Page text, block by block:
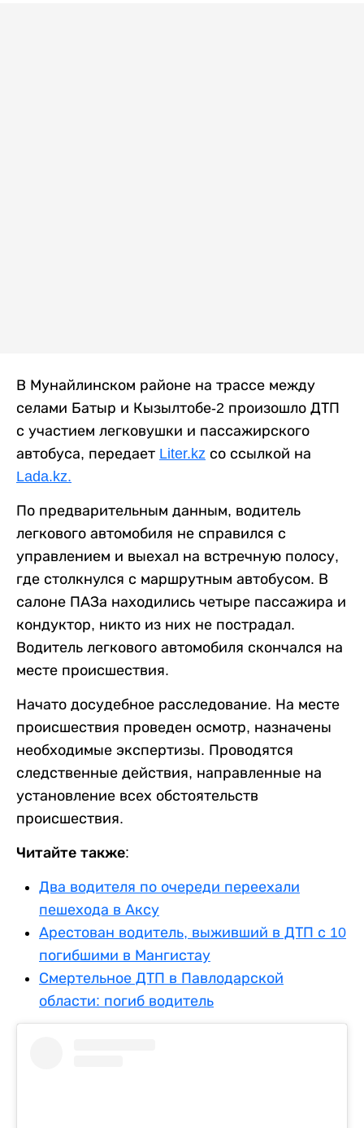
В Мунайлинском районе на трассе между
селами Батыр и Кызылтобе-2 произошло ДТП
с участием легковушки и пассажирского
автобуса, передает Liter.kz со ссылкой на
Lada.kz.
По предварительным данным, водитель
легкового автомобиля не справился с
управлением и выехал на встречную полосу,
где столкнулся с маршрутным автобусом. В
салоне ПАЗа находились четыре пассажира и
кондуктор, никто из них не пострадал.
Водитель легкового автомобиля скончался на
месте происшествия.
Начато досудебное расследование. На месте
происшествия проведен осмотр, назначены
необходимые экспертизы. Проводятся
следственные действия, направленные на
установление всех обстоятельств
происшествия.
Читайте также:
Два водителя по очереди переехали
пешехода в Аксу
Арестован водитель, выживший в ДТП с 10
погибшими в Мангистау
Смертельное ДТП в Павлодарской
области: погиб водитель